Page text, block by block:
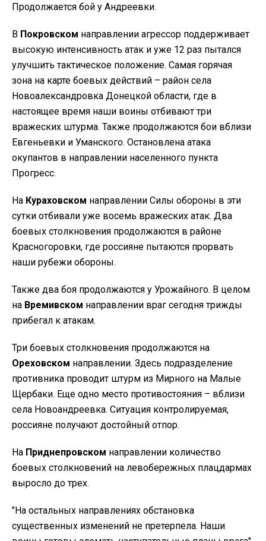
Продолжается бой у Андреевки.
В Покровском направлении агрессор поддерживает
высокую интенсивность атак и уже 12 раз пытался
улучшить тактическое положение. Самая горячая
зона на карте боевых действий – район села
Новоалександровка Донецкой области, где в
настоящее время наши воины отбивают три
вражеских штурма. Также продолжаются бои вблизи
Евгеньевки и Уманского. Остановлена атака
окупантов в направлении населенного пункта
Прогресс.
На Кураховском направлении Силы обороны в эти
сутки отбивали уже восемь вражеских атак. Два
боевых столкновения продолжаются в районе
Красногоровки, где россияне пытаются прорвать
наши рубежи обороны.
Также два боя продолжаются у Урожайного. В целом
на Времивском направлении враг сегодня трижды
прибегал к атакам.
Три боевых столкновения продолжаются на
Ореховском направлении. Здесь подразделение
противника проводит штурм из Мирного на Малые
Щербаки. Еще одно место противостояния – вблизи
села Новоандреевка. Ситуация контролируемая,
россияне получают достойный отпор.
На Приднепровском направлении количество
боевых столкновений на левобережных плацдармах
выросло до трех.
"На остальных направлениях обстановка
существенных изменений не претерпела. Наши